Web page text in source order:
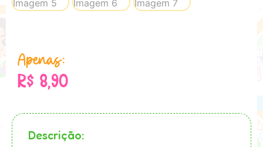
Apenas:
R$ 8,90
Descrição: